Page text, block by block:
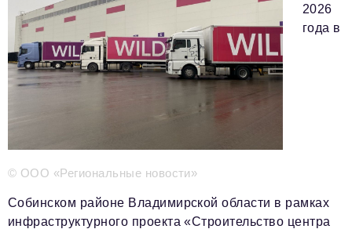
Видео
Телефон редакции:+7 495 727-01-67
Электронные почты редакции:
info@business-magazine.online
podpiska@business-magazine.online
Отдел по работе с партнерами
© ООО «Региональные новости»
2026
года в
Собинском районе Владимирской области в рамках
инфраструктурного проекта «Строительство центра